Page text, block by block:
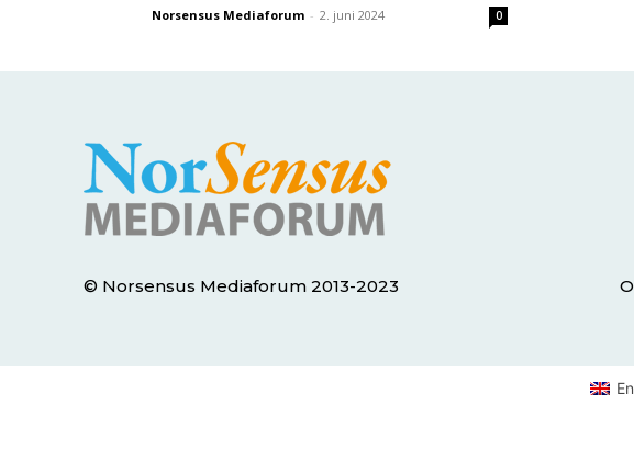
Norsensus Mediaforum - 2. juni 2024 0
© Norsensus Mediaforum 2013-2023